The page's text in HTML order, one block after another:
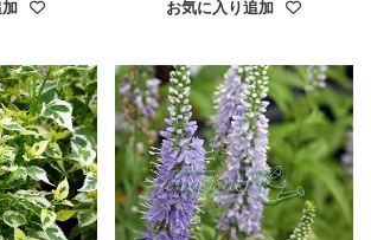
お気に入り追加